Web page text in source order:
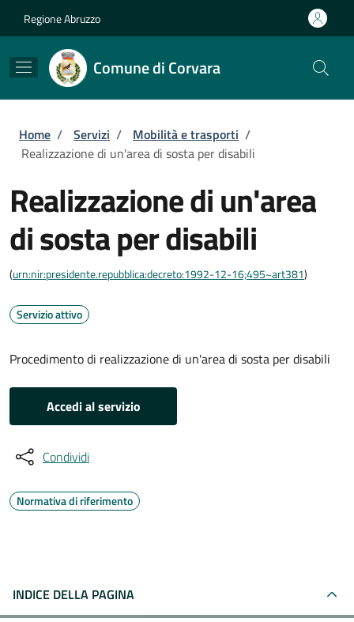
Regione Abruzzo
Comune di Corvara
Briciole di pane
Home / Servizi / Mobilità e trasporti /
Realizzazione di un'area di sosta per disabili
Realizzazione di un'area
di sosta per disabili
(urn:nir:presidente.repubblica:decreto:1992-12-16;495~art381)
Servizio attivo
Procedimento di realizzazione di un'area di sosta per disabili
Accedi al servizio
Condividi
Normativa di riferimento
INDICE DELLA PAGINA